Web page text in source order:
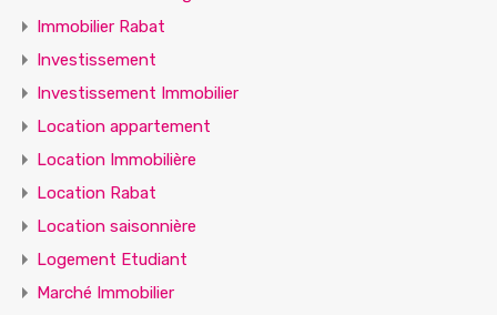
Immobilier Rabat
Investissement
Investissement Immobilier
Location appartement
Location Immobilière
Location Rabat
Location saisonnière
Logement Etudiant
Marché Immobilier